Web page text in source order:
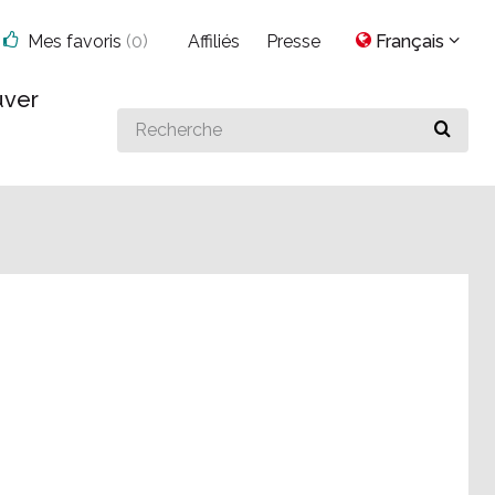
Search
for
Mes favoris (0) Affiliés Presse Français